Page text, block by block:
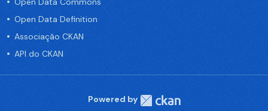
Open Data Definition
Associação CKAN
API do CKAN
Powered by